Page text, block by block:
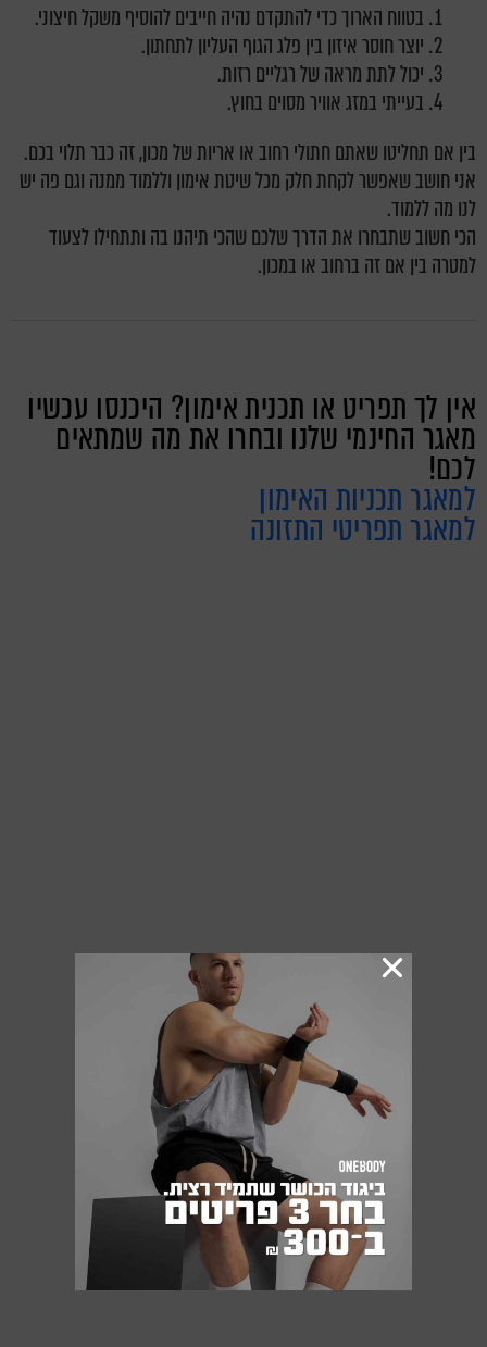
בטווח הארוך כדי להתקדם נהיה חייבים להוסיף משקל חיצוני.
יוצר חוסר איזון בין פלג הגוף העליון לתחתון.
יכול לתת מראה של רגליים רזות.
בעייתי במזג אוויר מסוים בחוץ.
בין אם תחליטו שאתם חתולי רחוב או אריות של מכון, זה כבר תלוי בכם.
אני חושב שאפשר לקחת חלק מכל שיטת אימון וללמוד ממנה וגם פה יש
לנו מה ללמוד.
הכי חשוב שתבחרו את הדרך שלכם שהכי תיהנו בה ותתחילו לצעוד
למטרה בין אם זה ברחוב או במכון.
אין לך תפריט או תכנית אימון? היכנסו עכשיו
מאגר החינמי שלנו ובחרו את מה שמתאים
לכם!
למאגר תכניות האימון
למאגר תפריטי התזונה